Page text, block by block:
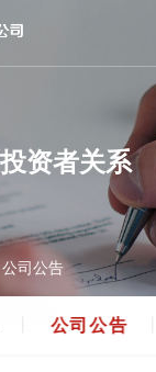
投资者关系
公司公告
公司 公告